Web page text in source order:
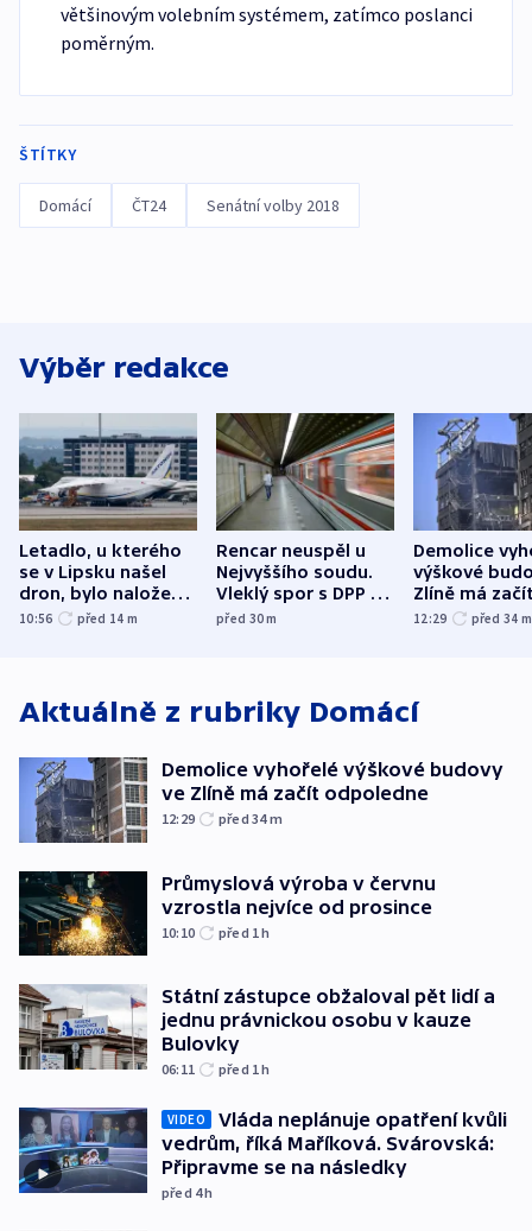
většinovým volebním systémem, zatímco poslanci
poměrným.
ŠTÍTKY
Domácí ČT24 Senátní volby 2018
Výběr redakce
Letadlo, u kterého
se v Lipsku našel
dron, bylo naložené
municí, píší média
10:56 před 14 m
Rencar neuspěl u
Nejvyššího soudu.
Vleklý spor s DPP o
reklamní plochu
před 30m
Demolice
výškové
Zlíně má
odpoledne
12:29 před 34 m
Aktuálně z rubriky Domácí
Demolice vyhořelé výškové budovy
ve Zlíně má začít odpoledne
12:29 před 34m
Průmyslová výroba v červnu
vzrostla nejvíce od prosince
10:10 před 1h
Státní zástupce obžaloval pět lidí a
jednu právnickou osobu v kauze
Bulovky
06:11 před 1h
VIDEO
Vláda neplánuje opatření kvůli
vedrům, říká Maříková. Svárovská:
Připravme se na následky
před 4h